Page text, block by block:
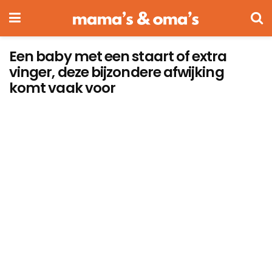
Een baby met een staart of extra
vinger, deze bijzondere afwijking
komt vaak voor